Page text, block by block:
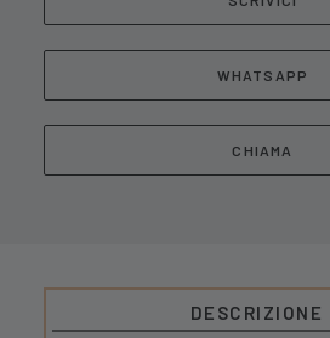
WHATSAPP
CHIAMA
DESCRIZIONE